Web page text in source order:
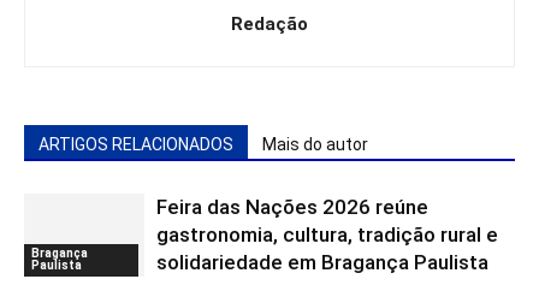
Redação
ARTIGOS RELACIONADOS Mais do autor
Bragança
Paulista
Feira das Nações 2026 reúne
gastronomia, cultura, tradição rural e
solidariedade em Bragança Paulista